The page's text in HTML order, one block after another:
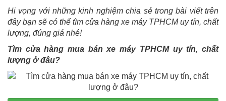
Hi vọng với những kinh nghiệm chia sẻ trong bài viết trên
đây bạn sẽ có thể tìm cửa hàng xe máy TPHCM uy tín, chất
lượng, đúng giá nhé!
Tìm cửa hàng mua bán xe máy TPHCM uy tín, chất
lượng ở đâu?